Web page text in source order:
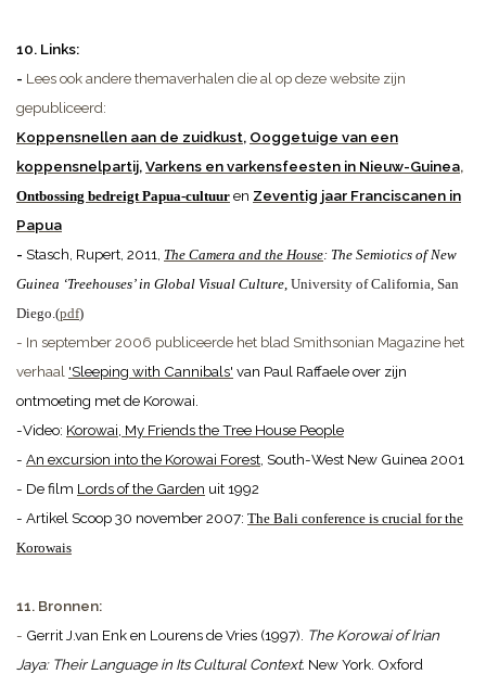
10. Links:
- Lees ook andere themaverhalen die al op deze website zijn
gepubliceerd:
Koppensnellen aan de zuidkust, Ooggetuige van een
koppensnelpartij,Varkens en varkensfeesten in Nieuw-Guinea,
Ontbossing bedreigt Papua-cultuur en Zeventig jaar Franciscanen in
Papua
- Stasch, Rupert, 2011, The Camera and the House: The Semiotics of New
Guinea ‘Treehouses’ in Global Visual Culture University of California, San
Diego.(pdf)
- In september 2006 publiceerde het blad Smithsonian Magazine het
verhaal 'Sleeping with Cannibals' van Paul Raffaele over zijn
ontmoeting met de Korowai.
-Video: Korowai, My Friends the Tree House People
- An excursion into the Korowai Forest , South-West New Guinea 2001
- De film Lords of the Garden uit 1992
- Artikel Scoop 30 november 2007: The Bali conference is crucial for the
Korowais
11. Bronnen:
- Gerrit J.van Enk en Lourens de Vries (1997). The Korowai of Irian
Jaya: Their Language in Its Cultural Context. New York. Oxford